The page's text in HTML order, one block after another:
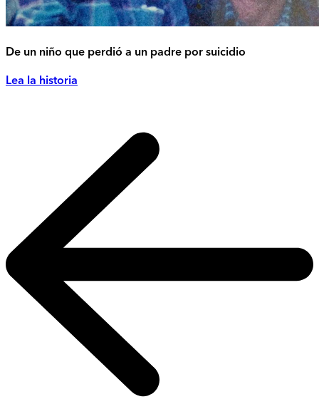
De un niño que perdió a un padre por suicidio
Lea la historia